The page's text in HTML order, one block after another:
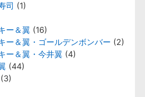
司 (1)
ー＆翼 (16)
ー＆翼・ゴールデンボンバー (2)
ー＆翼・今井翼 (4)
(44)
(3)